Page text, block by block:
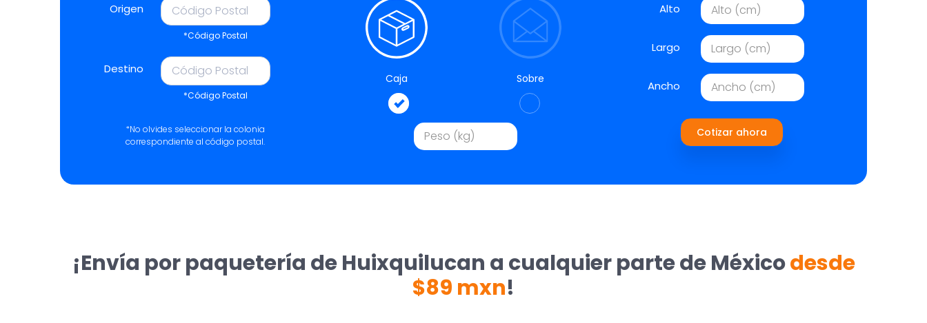
Origen
*Código Postal
Destino
*Código Postal
*No olvides seleccionar la colonia
correspondiente al código postal.
Caja Sobre
Alto
Largo
Ancho
Cotizar ahora
¡Envía por paquetería de Huixquilucan a cualquier parte de Méxicodesde
$89 mxn!